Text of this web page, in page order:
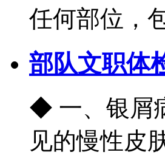
任何部位，
部队文职体
◆ 一、银屑
见的慢性皮